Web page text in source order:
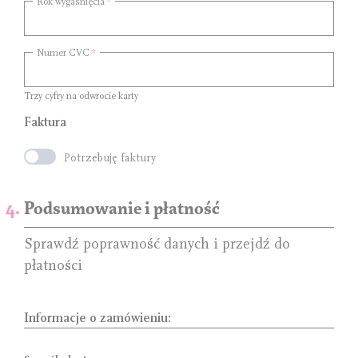
Numer CVC
Trzy cyfry na odwrocie karty
Faktura
Potrzebuję faktury
Podsumowanie i płatność
Sprawdź poprawność danych i przejdź do
płatności
Informacje o zamówieniu: